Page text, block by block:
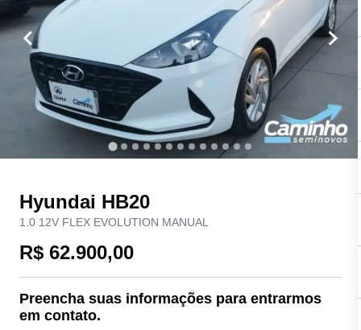
Hyundai HB20
1.0 12V FLEX EVOLUTION MANUAL
R$ 62.900,00
Preencha suas informações para entrarmos
em contato.